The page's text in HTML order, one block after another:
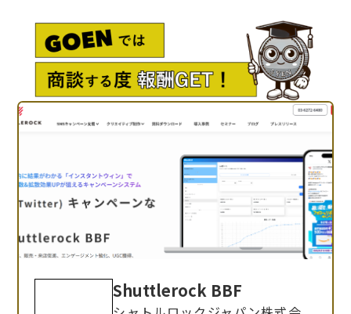
Shuttlerock BBF